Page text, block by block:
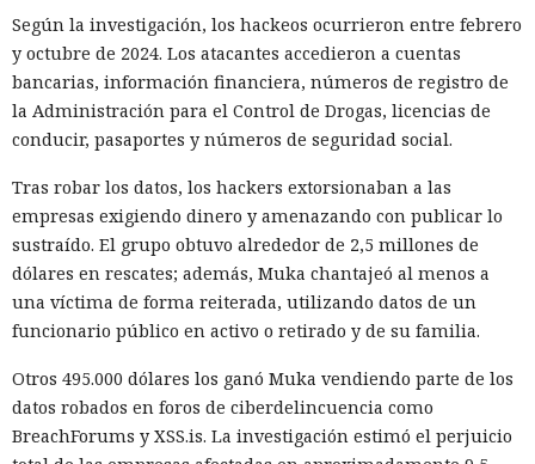
acceso de empresas chinas al mercado estadounidense. El
regulador no precisó si estas acciones están relacionadas
con la revisión a Palo Alto.
La presión sobre la compañía no es nueva: ya en enero se
recomendó a las organizaciones chinas que renunciaran al
software de más de una decena de desarrolladores
estadounidenses e israelíes de soluciones de
ciberseguridad, incluida Palo Alto Networks. Esta última,
por cierto, se especializa en protección de redes y en la
nube, y tiene oficinas en Pekín, Shanghái, Cantón,
Shenzhen y Macao.
Un escenario similar ya se desarrolló con el fabricante de
chips de memoria Micron Technology. En 2023, la
Administración del Ciberespacio de China determinó que
los productos de la compañía no superaron la revisión y
Según la investigación, los hackeos ocurrieron entre febrero
y octubre de 2024. Los atacantes accedieron a cuentas
bancarias, información financiera, números de registro de
la Administración para el Control de Drogas, licencias de
conducir, pasaportes y números de seguridad social.
Tras robar los datos, los hackers extorsionaban a las
empresas exigiendo dinero y amenazando con publicar lo
sustraído. El grupo obtuvo alrededor de 2,5 millones de
dólares en rescates; además, Muka chantajeó al menos a
una víctima de forma reiterada, utilizando datos de un
funcionario público en activo o retirado y de su familia.
Otros 495.000 dólares los ganó Muka vendiendo parte de los
datos robados en foros de ciberdelincuencia como
BreachForums y XSS.is. La investigación estimó el perjuicio